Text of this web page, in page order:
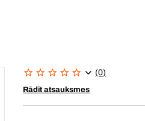
(0)
Rādīt atsauksmes